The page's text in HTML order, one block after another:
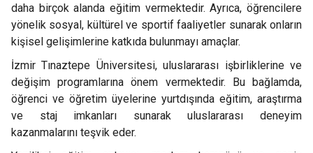
daha birçok alanda eğitim vermektedir. Ayrıca, öğrencilere
yönelik sosyal, kültürel ve sportif faaliyetler sunarak onların
kişisel gelişimlerine katkıda bulunmayı amaçlar.
İzmir Tınaztepe Üniversitesi, uluslararası işbirliklerine ve
değişim programlarına önem vermektedir. Bu bağlamda,
öğrenci ve öğretim üyelerine yurtdışında eğitim, araştırma
ve staj imkanları sunarak uluslararası deneyim
kazanmalarını teşvik eder.